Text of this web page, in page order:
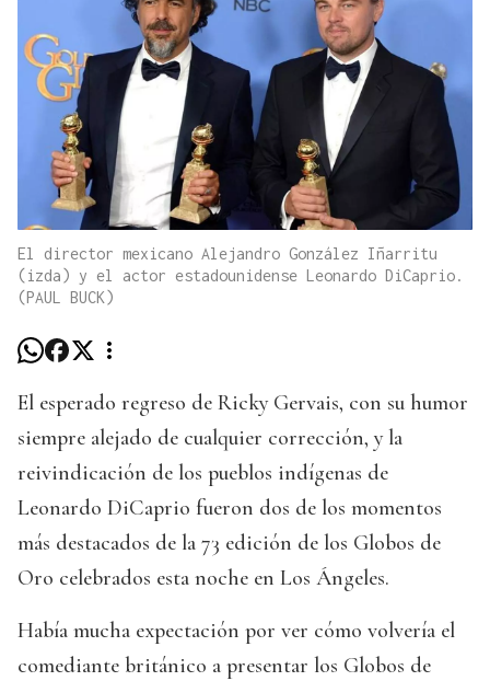
El director mexicano Alejandro González Iñarritu
(izda) y el actor estadounidense Leonardo DiCaprio.
(PAUL BUCK)
El esperado regreso de Ricky Gervais, con su humor
siempre alejado de cualquier corrección, y la
reivindicación de los pueblos indígenas de
Leonardo DiCaprio fueron dos de los momentos
más destacados de la 73 edición de los Globos de
Oro celebrados esta noche en Los Ángeles.
Había mucha expectación por ver cómo volvería el
comediante británico a presentar los Globos de